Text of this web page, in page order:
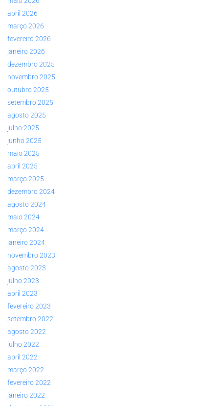
abril 2026
março 2026
fevereiro 2026
janeiro 2026
dezembro 2025
novembro 2025
outubro 2025
setembro 2025
agosto 2025
julho 2025
junho 2025
maio 2025
abril 2025
março 2025
dezembro 2024
agosto 2024
maio 2024
março 2024
janeiro 2024
novembro 2023
agosto 2023
julho 2023
abril 2023
fevereiro 2023
setembro 2022
agosto 2022
julho 2022
abril 2022
março 2022
fevereiro 2022
janeiro 2022